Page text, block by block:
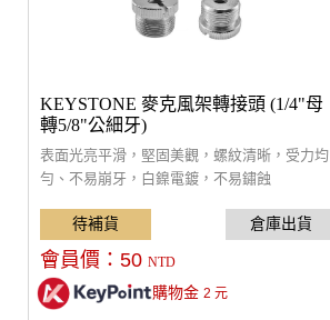
KEYSTONE 麥克風架轉接頭 (1/4"母
轉5/8"公細牙)
表面光亮平滑，堅固美觀，螺紋清晰，受力均
勻、不易崩牙，白鎳電鍍，不易鏽蝕
會員價： 50 NTD
購物金 2 元